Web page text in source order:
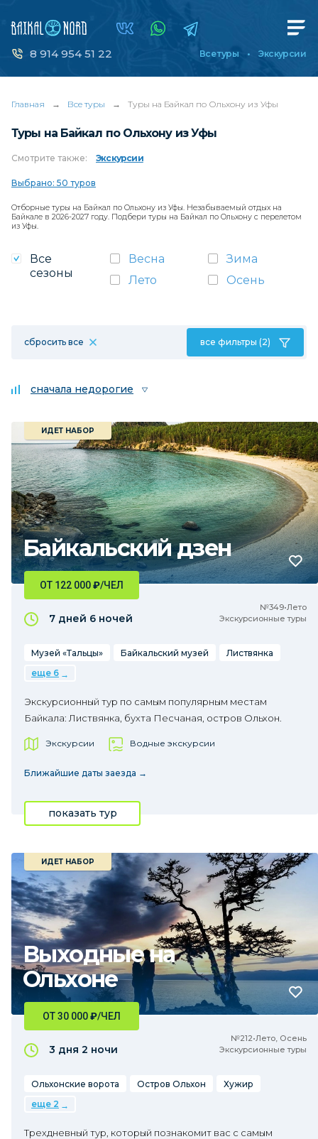
8 914 954 51 22 Все туры Экскурсии
Главная → Все туры → Туры на Байкал по Ольхону из Уфы
Туры на Байкал по Ольхону из Уфы
Смотрите также: Экскурсии
Выбрано: 50 туров
Отборные туры на Байкал по Ольхону из Уфы. Незабываемый отдых на
Байкале в 2026-2027 году. Подбери туры на Байкал по Ольхону с перелетом
из Уфы.
Все
сезоны
Весна
Зима
Лето
Осень
сбросить все все фильтры (2)
сначала недорогие
Байкальский дзен
ИДЕТ НАБОР
№349•Лето
Экскурсионные туры
ОТ 122 000₽/ЧЕЛ
7 дней 6 ночей
Музей «Тальцы» Байкальский музей
Листвянка
еще 6
Экскурсионный тур по самым популярным местам
Байкала: Листвянка, бухта Песчаная, остров Ольхон.
Экскурсии Водные экскурсии
Ближайшие даты заезда →
показать тур
Выходные на
Ольхоне
ИДЕТ НАБОР
№212•Лето, Осень
Экскурсионные туры
ОТ 30 000₽/ЧЕЛ
3 дня 2 ночи
Ольхонские ворота Остров Ольхон
Хужир
еще 2
Трехдневный тур, который познакомит вас с самым